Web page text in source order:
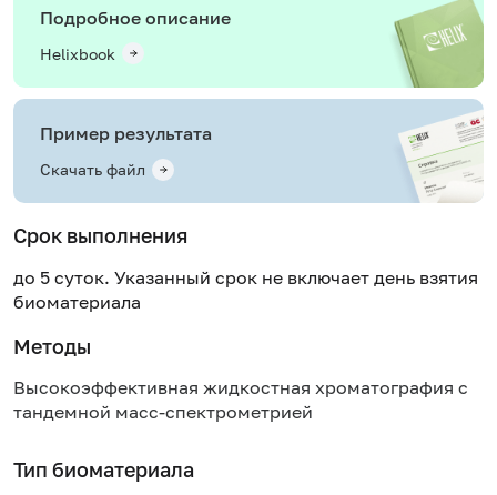
Подробное описание
Helixbook
Пример результата
Скачать файл
Срок выполнения
до 5 суток. Указанный срок не включает день взятия
биоматериала
Методы
Высокоэффективная жидкостная хроматография с
тандемной масс-спектрометрией
Тип биоматериала